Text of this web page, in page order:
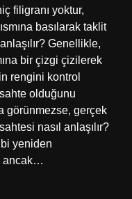
filigranı yoktur,
basılarak taklit
Genellikle,
bir çizgi çizilerek
rengini kontrol
olduğunu
görünmezse, gerçek
nasıl anlaşılır?
yeniden
ancak…